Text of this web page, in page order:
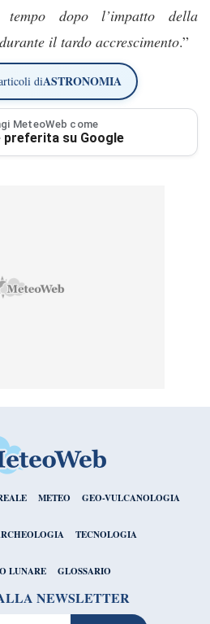
dopo l’impatto della
il tardo accrescimento.”
diASTRONOMIA
MeteoWeb come
preferita su Google
METEO GEO-VULCANOLOGIA
TECNOLOGIA
LUNARE GLOSSARIO
NEWSLETTER